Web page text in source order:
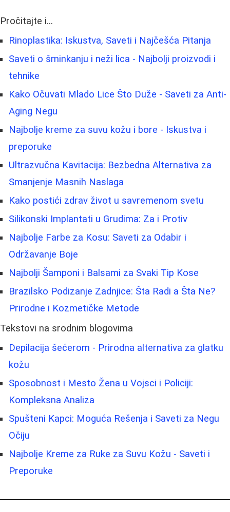
Pročitajte i...
Rinoplastika: Iskustva, Saveti i Najčešća Pitanja
Saveti o šminkanju i neži lica - Najbolji proizvodi i
tehnike
Kako Očuvati Mlado Lice Što Duže - Saveti za Anti-
Aging Negu
Najbolje kreme za suvu kožu i bore - Iskustva i
preporuke
Ultrazvučna Kavitacija: Bezbedna Alternativa za
Smanjenje Masnih Naslaga
Kako postići zdrav život u savremenom svetu
Silikonski Implantati u Grudima: Za i Protiv
Najbolje Farbe za Kosu: Saveti za Odabir i
Održavanje Boje
Najbolji Šamponi i Balsami za Svaki Tip Kose
Brazilsko Podizanje Zadnjice: Šta Radi a Šta Ne?
Prirodne i Kozmetičke Metode
Tekstovi na srodnim blogovima
Depilacija šećerom - Prirodna alternativa za glatku
kožu
Sposobnost i Mesto Žena u Vojsci i Policiji:
Kompleksna Analiza
Spušteni Kapci: Moguća Rešenja i Saveti za Negu
Očiju
Najbolje Kreme za Ruke za Suvu Kožu - Saveti i
Preporuke